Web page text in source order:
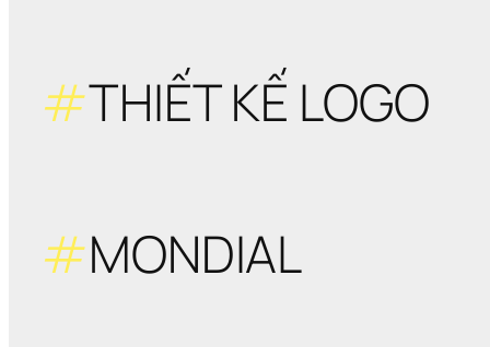
#THIẾT KẾ LOGO
#MONDIAL